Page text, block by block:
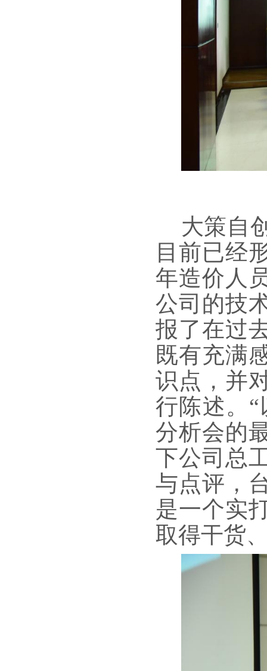
大策自
目前已经
年造价人
公司的技
报了在过
既有充满
识点，并
行陈述。
分析会的
下公司总
与点评，
是一个实
取得干货